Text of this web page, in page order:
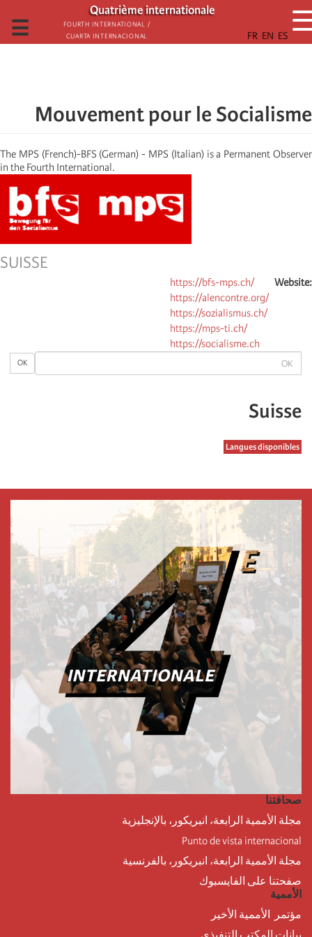
تجاوز
إلى
المحتوى
Quatrième internationale
Fourth International /
Cuarta Internacional
☰
OK
OK
Suisse
Langues disponibles
Mouvement pour le Socialisme
The MPS (French)-BFS (German) - MPS (Italian) is a Permanent Observer
in the Fourth International.
SUISSE
Website
https://bfs-mps.ch/
https://alencontre.org/
https://sozialismus.ch/
https://mps-ti.ch/
https://socialisme.ch
صحافتنا
مجلة الأممية الرابعة، انبريكور، بالإنجليزية
Punto de vista internacional
مجلة الأممية الرابعة، انبريكور، بالفرنسية
صفحتنا على الفايسبوك
الأممية
مؤتمر الأممية الأخير